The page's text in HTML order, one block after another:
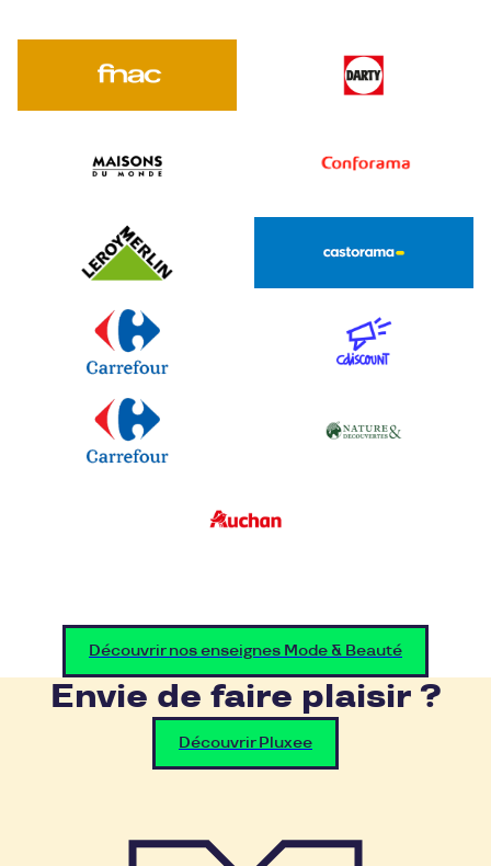
Découvrir nos enseignes Mode & Beauté
Envie de faire plaisir ?
Découvrir Pluxee